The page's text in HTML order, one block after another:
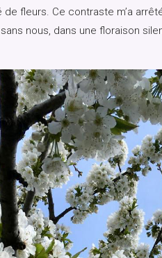
fleurs. Ce contraste m’a
nous, dans une floraison